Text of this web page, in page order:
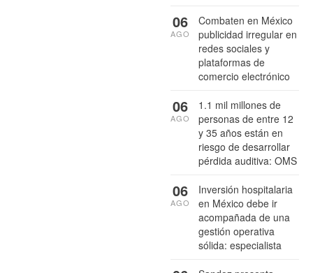
Combaten en México
publicidad irregular en
redes sociales y
plataformas de
comercio electrónico
06
AGO
1.1 mil millones de
personas de entre 12
y 35 años están en
riesgo de desarrollar
pérdida auditiva: OMS
06
AGO
Inversión hospitalaria
en México debe ir
acompañada de una
gestión operativa
sólida: especialista
06
AGO